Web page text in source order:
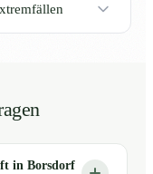
in Borsdorf